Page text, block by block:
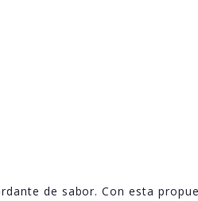
de sabor. Con esta